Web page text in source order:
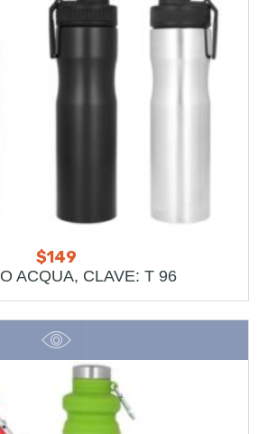
$149
ACQUA, CLAVE: T 96